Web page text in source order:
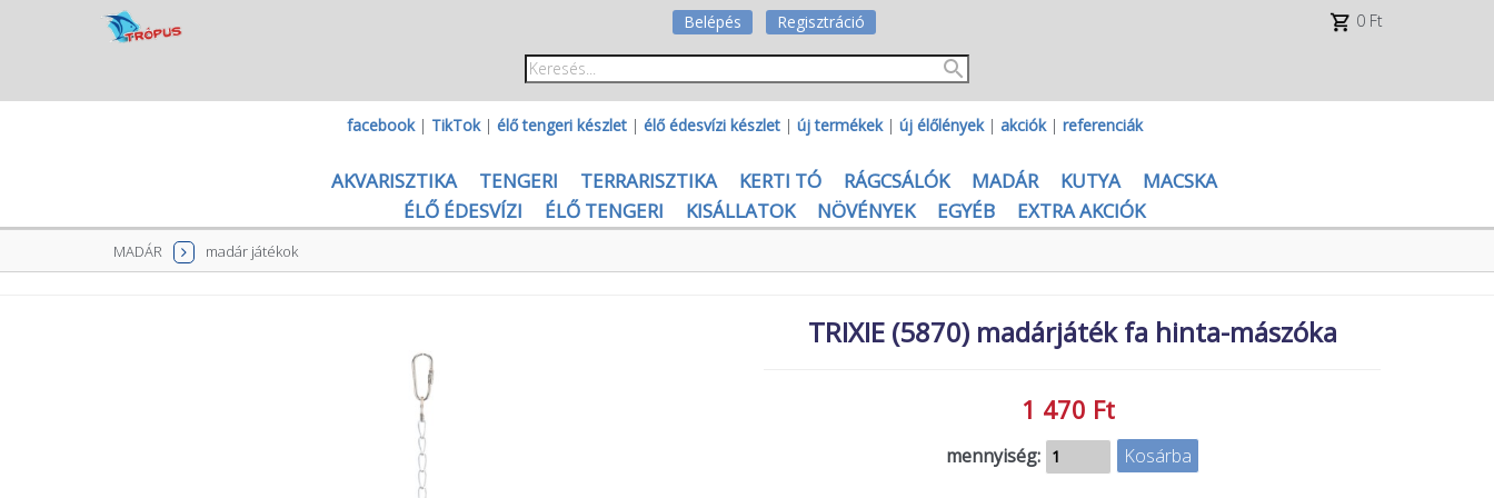
Belépés Regisztráció 0 Ft
facebook| TikTok| élő tengeri készlet | élő édesvízi készlet | új termékek| új élőlények| akciók| referenciák
AKVARISZTIKA TENGERI TERRARISZTIKA KERTI TÓ RÁGCSÁLÓK MADÁR KUTYA
MACSKA
ÉLŐ ÉDESVÍZI
ÉLŐ TENGERI KISÁLLATOK NÖVÉNYEK EGYÉB EXTRA AKCIÓK
MADÁR madár játékok
TRIXIE (5870) madárjáték fa hinta-mászóka
1 470 Ft
mennyiség: